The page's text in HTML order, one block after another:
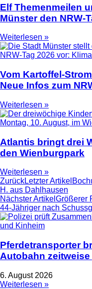
Elf Themenmeilen
Münster den NRW-
Weiterlesen »
Vom Kartoffel-
Neue Infos zum
Weiterlesen »
Atlantis bringt drei
den Wienburgpark
Weiterlesen »
ZurückLetzter Artikel
H. aus Dahlhausen
Nächster Artikel Größerer
44-Jähriger nach
Pferdetransporter
Autobahn
6. August 2026
Weiterlesen »